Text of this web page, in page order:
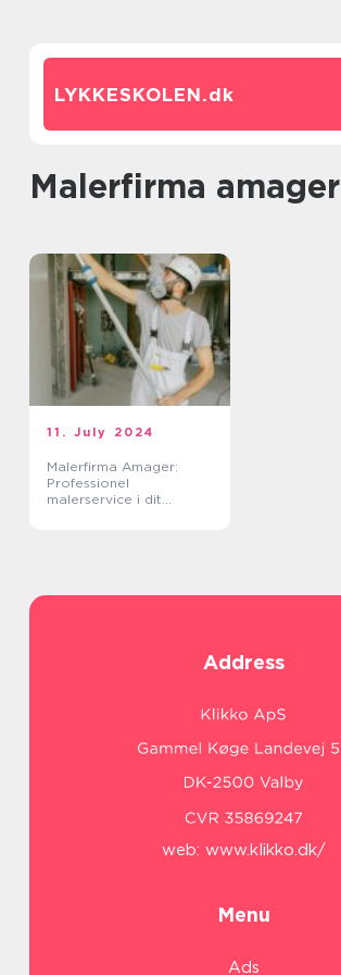
LYKKESKOLEN.dk
malerfirma amager
11. July 2024
Malerfirma Amager:
Professionel
malerservice i dit
Address
web: www.klikko.dk/
Menu
Ads